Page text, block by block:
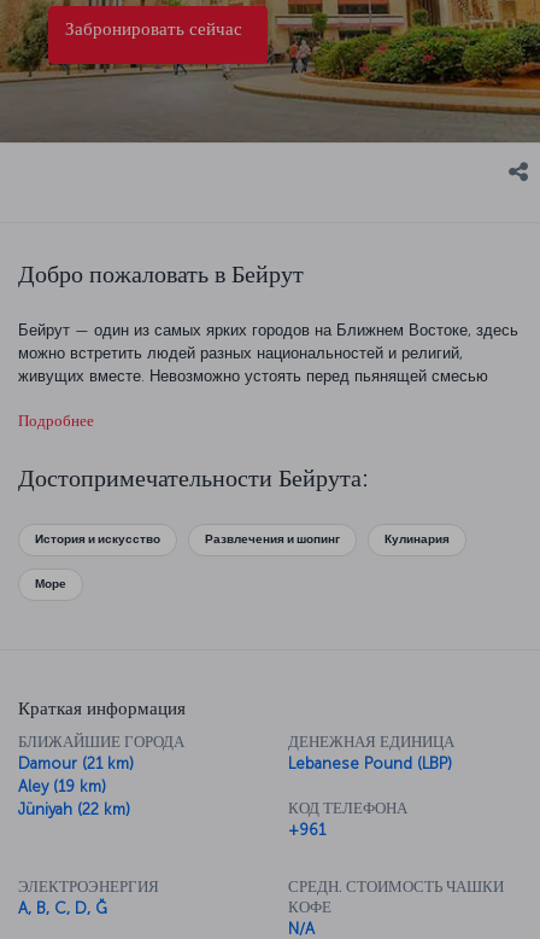
Забронировать сейчас
Добро пожаловать в Бейрут
Бейрут — один из самых ярких городов на Ближнем Востоке, здесь
можно встретить людей разных национальностей и религий,
живущих вместе. Невозможно устоять перед пьянящей смесью
прошлого, обозревая археологические находки из ближайшего
османского влияния, посетите оживленные пляжи, откройте Бейрут
с новой стороны и погрузитесь в традиционную жизнь города.
Подробнее
Достопримечательности Бейрута:
История и искусство Развлечения и шопинг Кулинария
Море
Краткая информация
БЛИЖАЙШИЕ ГОРОДА
Damour (21 km)
Aley (19 km)
Jüniyah (22 km)
ДЕНЕЖНАЯ ЕДИНИЦА
Lebanese Pound (LBP)
КОД ТЕЛЕФОНА
+961
ЭЛЕКТРОЭНЕРГИЯ
A, B, C, D, Ğ
СРЕДН. СТОИМОСТЬ ЧАШКИ
КОФЕ
N/A